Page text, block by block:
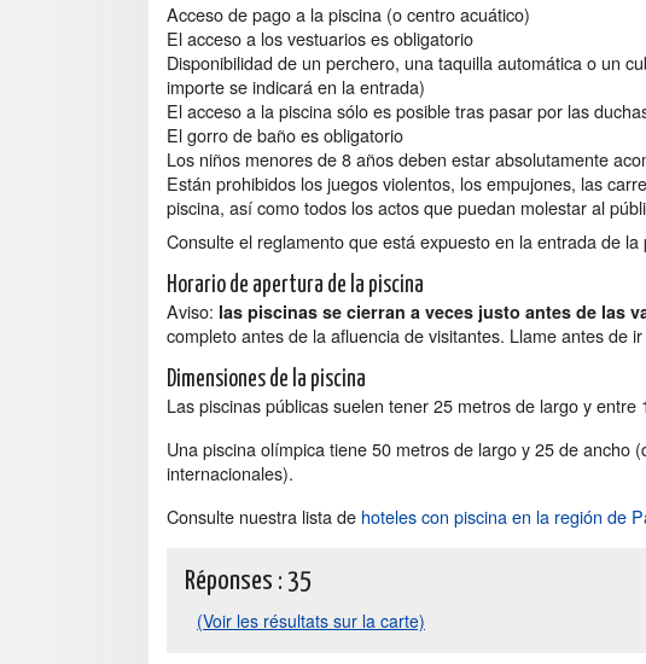
Acceso de pago a la piscina (o centro acuático)
El acceso a los vestuarios es obligatorio
Disponibilidad de un perchero, una taquilla automática o un
importe se indicará en la entrada)
El acceso a la piscina sólo es posible tras pasar por las
El gorro de baño es obligatorio
Los niños menores de 8 años deben estar absolutamente
Están prohibidos los juegos violentos, los empujones, las
piscina, así como todos los actos que puedan molestar al
Consulte el reglamento que está expuesto en la entrada de la
Horario de apertura de la piscina
Aviso: las piscinas se cierran a veces justo antes de las
completo antes de la afluencia de visitantes. Llame antes de
Dimensiones de la piscina
Las piscinas públicas suelen tener 25 metros de largo y entre
Una piscina olímpica tiene 50 metros de largo y 25 de ancho
internacionales).
Consulte nuestra lista de hoteles con piscina en la región de
Réponses : 35
(Voir les résultats sur la carte)